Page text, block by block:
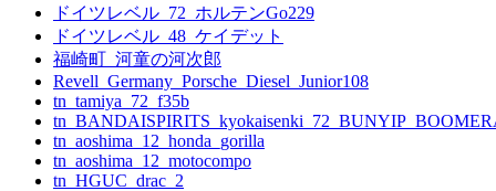
ドイツレベル_72_ホルテンGo229
ドイツレベル_48_ケイデット
福崎町_河童の河次郎
Revell_Germany_Porsche_Diesel_Junior108
tn_tamiya_72_f35b
tn_aoshima_12_honda_gorilla
tn_aoshima_12_motocompo
tn_HGUC_drac_2